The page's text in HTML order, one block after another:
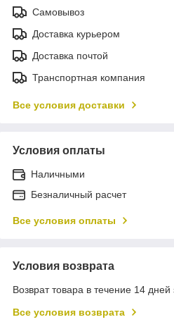
Самовывоз
Доставка курьером
Доставка почтой
Транспортная компания
Все условия доставки
Условия оплаты
Наличными
Безналичный расчет
Все условия оплаты
Условия возврата
Возврат товара в течение 14 дней
Все условия возврата